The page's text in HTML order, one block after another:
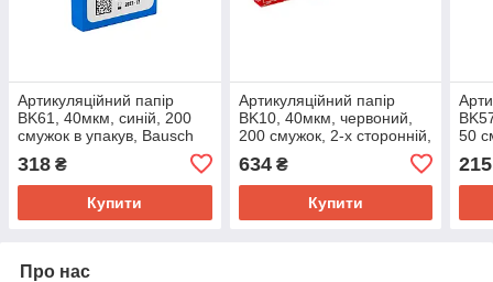
Артикуляційний папір
BK61, 40мкм, синій, 200
смужок в упакув, Bausch
318 ₴
Купити
Артикуляційний папір
BK10, 40мкм, червоний,
200 смужок, 2-х сторонній,
634₴
Купити
50
215
Про нас